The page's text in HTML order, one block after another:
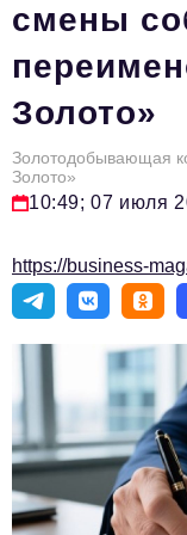
HR
Персона номера
Инфраструктура
Технологии и
Туризм
Мероприятия
Телефон
Электронные
Информационный
смены
Золото»
Золотодобывающая
Золото»
10:49; 07 июля
https://business-